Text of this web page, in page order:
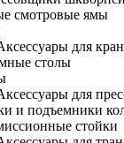
смотровые ямы
для
столы
для
и подъемники
стойки